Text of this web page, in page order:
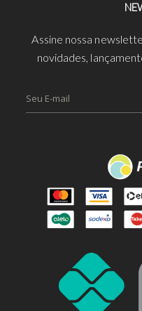
Assine nossa
novidades,